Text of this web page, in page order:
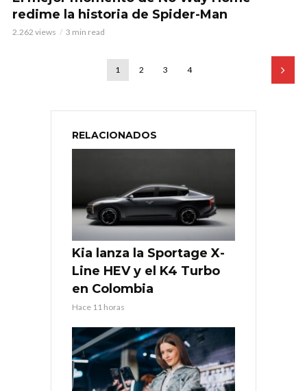
redime la historia de Spider-Man
2.262 views 3 min read
1 2 3 4
RELACIONADOS
Kia lanza la Sportage X-
Line HEV y el K4 Turbo
en Colombia
Hace 11 horas